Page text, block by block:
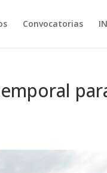
Convocatorias